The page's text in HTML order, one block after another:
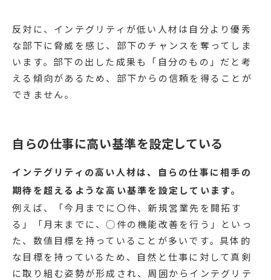
反対に、インテグリティが低い人材は自分より優秀
な部下に脅威を感じ、部下のチャンスを奪ってしま
います。部下の出した成果も「自分のもの」だと考
える傾向があるため、部下からの信頼を得ることが
できません。
自らの仕事に高い基準を設定している
インテグリティの高い人材は、自らの仕事に相手の
期待を超えるような高い基準を設定しています。
例えば、「今月までに〇件、新規営業先を開拓す
る」「月末までに、◯件の機能改善を行う」といっ
た、数値目標を持っていることが多いです。具体的
な目標を持っているため、自然と仕事に対して真剣
に取り組む姿勢が形成され、周囲からインテグリテ